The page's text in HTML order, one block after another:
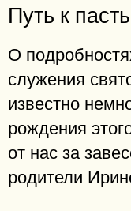
Путь к
О
служения
известно
рождения
от нас за
родители